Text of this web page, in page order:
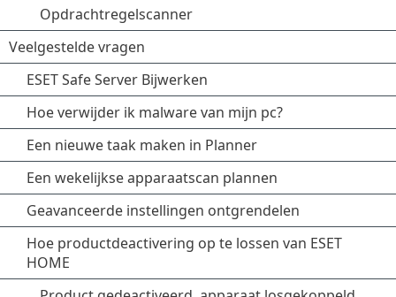
Opdrachtregelscanner
Veelgestelde vragen
ESET Safe Server Bijwerken
Hoe verwijder ik malware van mijn pc?
Een nieuwe taak maken in Planner
Een wekelijkse apparaatscan plannen
Geavanceerde instellingen ontgrendelen
Hoe productdeactivering op te lossen van ESET
HOME